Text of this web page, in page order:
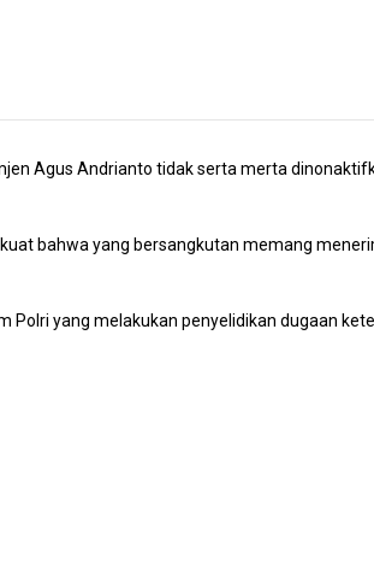
Agus Andrianto tidak serta merta
bahwa yang bersangkutan memang
Polri yang melakukan penyelidikan dugaan